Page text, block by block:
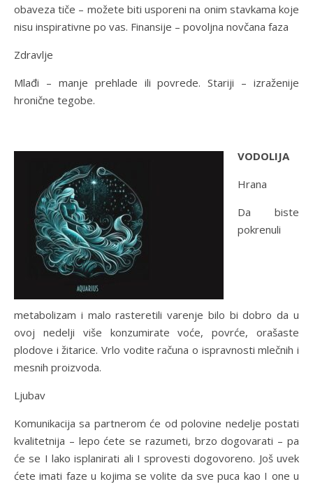
obaveza tiče – možete biti usporeni na onim stavkama koje
nisu inspirativne po vas. Finansije – povoljna novčana faza
Zdravlje
Mlađi – manje prehlade ili povrede. Stariji – izraženije
hronične tegobe.
VODOLIJA
Hrana
Da biste
pokrenuli
metabolizam i malo rasteretili varenje bilo bi dobro da u
ovoj nedelji više konzumirate voće, povrće, orašaste
plodove i žitarice. Vrlo vodite računa o ispravnosti mlečnih i
mesnih proizvoda.
Ljubav
Komunikacija sa partnerom će od polovine nedelje postati
kvalitetnija – lepo ćete se razumeti, brzo dogovarati – pa
će se I lako isplanirati ali I sprovesti dogovoreno. Još uvek
ćete imati faze u kojima se volite da sve puca kao I one u